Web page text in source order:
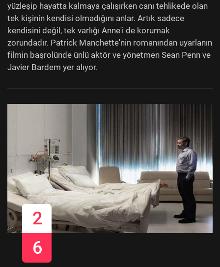
yüzleşip hayatta kalmaya çalışırken canı tehlikede olan
tek kişinin kendisi olmadığını anlar. Artık sadece
kendisini değil, tek varlığı Anne'i de korumak
zorundadır. Patrick Manchette'nin romanından uyarlanın
filmin başrolünde ünlü aktör ve yönetmen Sean Penn ve
Javier Bardem yer alıyor.
2
6